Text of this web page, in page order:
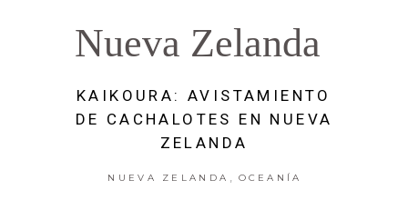
Nueva Zelanda
KAIKOURA: AVISTAMIENTO
DE CACHALOTES EN NUEVA
ZELANDA
NUEVA ZELANDA OCEANÍA